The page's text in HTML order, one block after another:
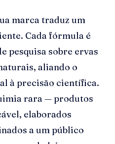
marca traduz um
Cada fórmula é
pesquisa sobre ervas
aliando o
à precisão científica.
rara — produtos
elaborados
a um público